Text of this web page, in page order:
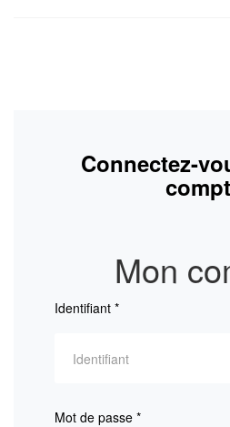
Connectez-
Mon
Identifiant *
Mot de passe *